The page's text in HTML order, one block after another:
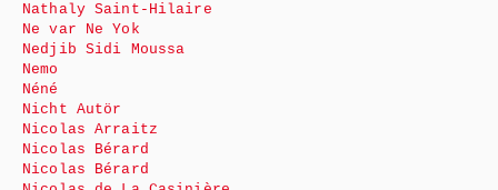
Nathaly Saint-Hilaire
Ne var Ne Yok
Nedjib Sidi Moussa
Nemo
Néné
Nicht Autör
Nicolas Arraitz
Nicolas Bérard
Nicolas Bérard